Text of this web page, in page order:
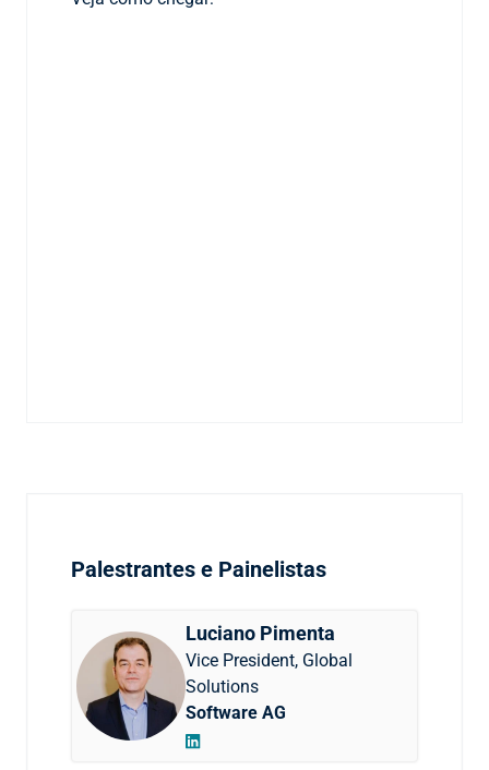
Palestrantes e Painelistas
Luciano Pimenta
Vice President, Global
Solutions
Software AG